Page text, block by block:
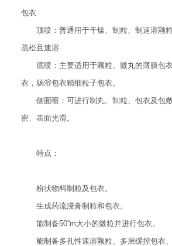
包衣
顶喷：普通用于干燥、制粒、制速溶颗
疏松且速溶
底喷：主要适用于颗粒、微丸的薄膜包
衣，肠溶包衣精细粒子包衣。
侧面喷：可进行制丸、制粒、包衣及包
密、表面光滑。
特点：
粉状物料制粒及包衣。
生成药流浸膏制粒和包衣。
能制备50“m大小的微粒并进行包衣。
能制备多孔性速溶颗粒、多层缓控包衣